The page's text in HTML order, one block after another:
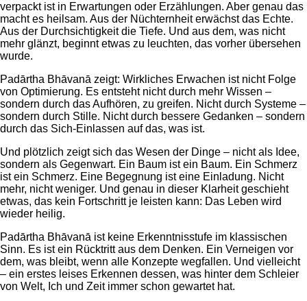
verpackt ist in Erwartungen oder Erzählungen. Aber genau das
macht es heilsam. Aus der Nüchternheit erwächst das Echte.
Aus der Durchsichtigkeit die Tiefe. Und aus dem, was nicht
mehr glänzt, beginnt etwas zu leuchten, das vorher übersehen
wurde.
Padārtha Bhāvanā zeigt: Wirkliches Erwachen ist nicht Folge
von Optimierung. Es entsteht nicht durch mehr Wissen –
sondern durch das Aufhören, zu greifen. Nicht durch Systeme –
sondern durch Stille. Nicht durch bessere Gedanken – sondern
durch das Sich-Einlassen auf das, was ist.
Und plötzlich zeigt sich das Wesen der Dinge – nicht als Idee,
sondern als Gegenwart. Ein Baum ist ein Baum. Ein Schmerz
ist ein Schmerz. Eine Begegnung ist eine Einladung. Nicht
mehr, nicht weniger. Und genau in dieser Klarheit geschieht
etwas, das kein Fortschritt je leisten kann: Das Leben wird
wieder heilig.
Padārtha Bhāvanā ist keine Erkenntnisstufe im klassischen
Sinn. Es ist ein Rücktritt aus dem Denken. Ein Verneigen vor
dem, was bleibt, wenn alle Konzepte wegfallen. Und vielleicht
– ein erstes leises Erkennen dessen, was hinter dem Schleier
von Welt, Ich und Zeit immer schon gewartet hat.